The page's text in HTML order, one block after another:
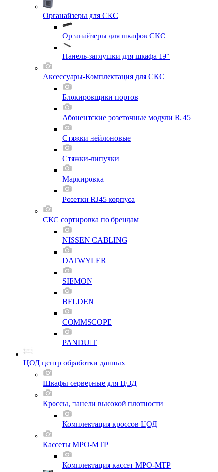
Органайзеры для СКС
Органайзеры для шкафов СКС
Панель-заглушки для шкафа 19"
Аксессуары-Комплектация для СКС
Блокировщики портов
Абонентские розеточные модули RJ45
Стяжки нейлоновые
Стяжки-липучки
Маркировка
Розетки RJ45 корпуса
СКС сортировка по брендам
NISSEN CABLING
DATWYLER
SIEMON
BELDEN
COMMSCOPE
PANDUIT
ЦОД центр обработки данных
Шкафы серверные для ЦОД
Кроссы, панели высокой плотности
Комплектация кроссов ЦОД
Кассеты MPO-MTP
Комплектация кассет MPO-MTP